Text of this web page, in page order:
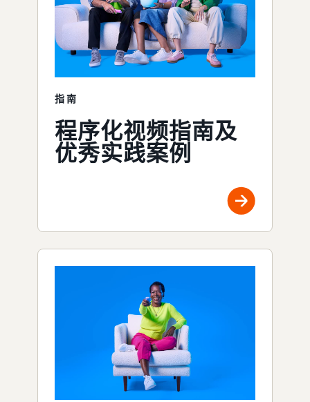
指南
程序化视频指南及
优秀实践案例